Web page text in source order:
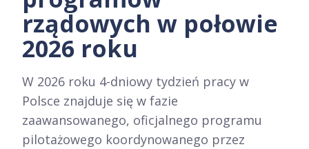
rządowych w połowie
2026 roku
W 2026 roku 4-dniowy tydzień pracy w
Polsce znajduje się w fazie
zaawansowanego, oficjalnego programu
pilotażowego koordynowanego przez